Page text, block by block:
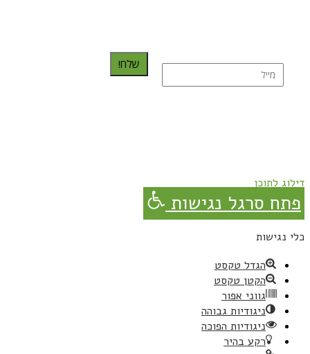
שלח!
דילוג לתוכן
פתח סרגל נגישות
כלי נגישות
הגדל טקסט
הקטן טקסט
גווני אפור
ניגודיות גבוהה
ניגודיות הפוכה
רקע בהיר